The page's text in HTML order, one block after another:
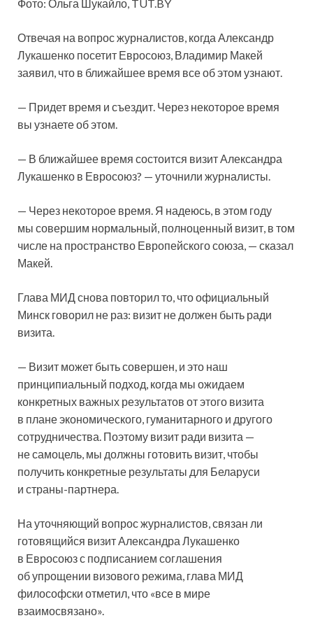
Фото: Ольга Шукайло, TUT.BY
Отвечая на вопрос журналистов, когда Александр
Лукашенко посетит Евросоюз, Владимир Макей
заявил, что в ближайшее время все об этом узнают.
— Придет время и съездит. Через некоторое время
вы узнаете об этом.
— В ближайшее время состоится визит Александра
Лукашенко в Евросоюз? — уточнили журналисты.
— Через некоторое время. Я надеюсь, в этом году
мы совершим нормальный, полноценный визит, в том
числе на пространство Европейского союза, — сказал
Макей.
Глава МИД снова повторил то, что официальный
Минск говорил не раз: визит не должен быть ради
визита.
— Визит может быть совершен, и это наш
принципиальный подход, когда мы ожидаем
конкретных важных результатов от этого визита
в плане экономического, гуманитарного и другого
сотрудничества. Поэтому визит ради визита —
не самоцель, мы должны готовить визит, чтобы
получить конкретные результаты для Беларуси
и страны-партнера.
На уточняющий вопрос журналистов, связан ли
готовящийся визит Александра Лукашенко
в Евросоюз с подписанием соглашения
об упрощении визового режима, глава МИД
философски отметил, что «все в мире
взаимосвязано».